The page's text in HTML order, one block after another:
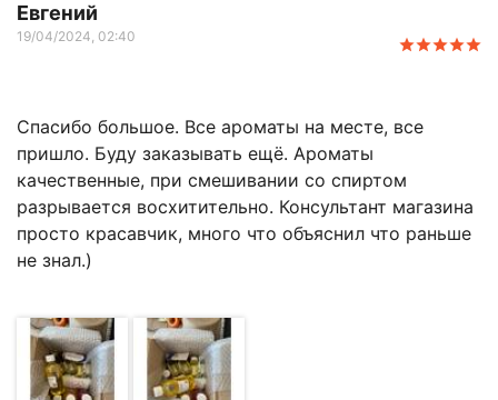
Евгений
19/04/2024, 02:40
Спасибо большое. Все ароматы на месте, все
пришло. Буду заказывать ещё. Ароматы
качественные, при смешивании со спиртом
разрывается восхитительно. Консультант магазина
просто красавчик, много что объяснил что раньше
не знал.)